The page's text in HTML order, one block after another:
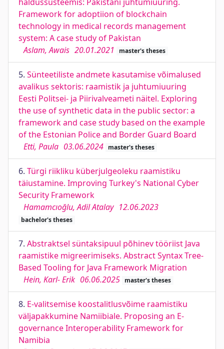
Framework for adoptiion of blockchain
technology in medical records management
system: A case study of Pakistan
Aslam, Awais 20.01.2021 master's theses
5. Sünteetiliste andmete kasutamise võimalused
avalikus sektoris: raamistik ja juhtumiuuring
Eesti Politsei- ja Piirivalveameti näitel. Exploring
the use of synthetic data in the public sector: a
framework and case study based on the example
of the Estonian Police and Border Guard Board
Etti, Paula 03.06.2024 master's theses
6. Türgi riikliku küberjulgeoleku raamistiku
täiustamine. Improving Turkey's National Cyber
Security Framework
Hamamcıoğlu, Adil Atalay 12.06.2023
bachelor's theses
7. Abstraktsel süntaksipuul põhinev tööriist Java
raamistike migreerimiseks. Abstract Syntax Tree-
Based Tooling for Java Framework Migration
Hein, Karl- Erik 06.06.2025 master's theses
8. E-valitsemise koostalitlusvõime raamistiku
väljapakkumine Namiibiale. Proposing an E-
governance Interoperability Framework for
Namibia